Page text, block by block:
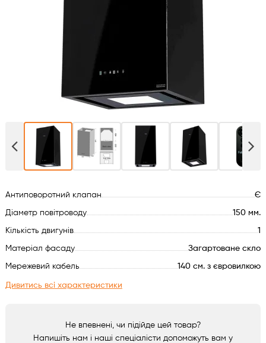
Духові шафи
Варильні поверхні
Мікрохвильові печі
Посудомийки
Пральні машини
Холодильне обладнання
Аксесуари
Антиповоротний клапан Є
Діаметр повітроводу 150 мм.
Кількість двигунів 1
Матеріал фасаду Загартоване скло
Мережевий кабель 140 см. з євровилкою
Дивитись всі характеристики
Не впевнені, чи підійде цей товар?
Напишіть нам і наші спеціалісти допоможуть вам у